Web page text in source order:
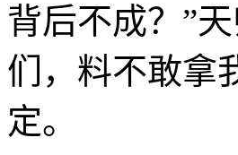
背后不成？”
们，料不敢拿
定。